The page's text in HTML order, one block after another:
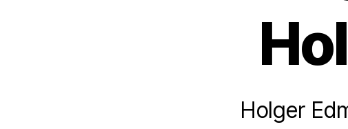
Holger